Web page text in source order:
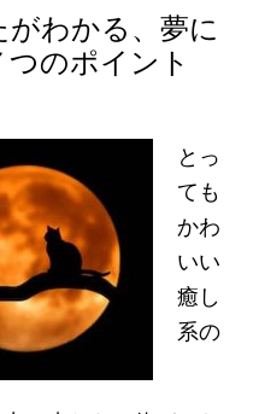
ピ
ン
チ
言！
ね
み
わかる、夢に
のポイント
とっ
ても
かわ
いい
癒し
系の